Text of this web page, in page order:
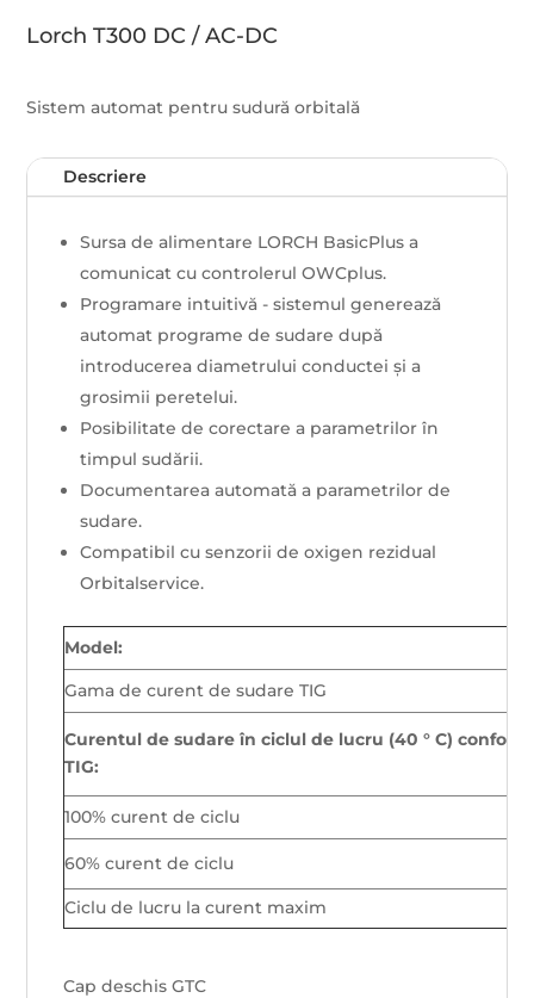
Lorch T300 DC / AC-DC
Sistem automat pentru sudură orbitală
Descriere
Sursa de alimentare LORCH BasicPlus a
comunicat cu controlerul OWCplus.
Programare intuitivă - sistemul generează
automat programe de sudare după
introducerea diametrului conductei și a
grosimii peretelui.
Posibilitate de corectare a parametrilor în
timpul sudării.
Documentarea automată a parametrilor de
sudare.
Compatibil cu senzorii de oxigen rezidual
Orbitalservice.
Model:
Gama de curent de sudare TIG
Curentul de sudare în ciclul de lucru (40 ° C) conform
TIG:
100% curent de ciclu
60% curent de ciclu
Ciclu de lucru la curent maxim
Cap deschis GTC